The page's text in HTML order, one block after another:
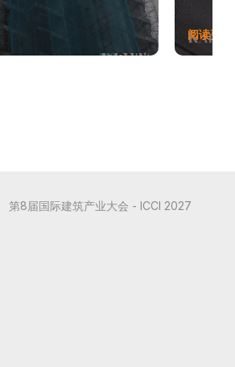
阅读更多
第8届国际建筑产业大会 - ICCI 2027